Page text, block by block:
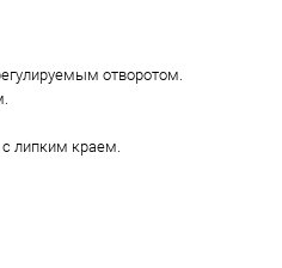
отворотом.
с липким краем.